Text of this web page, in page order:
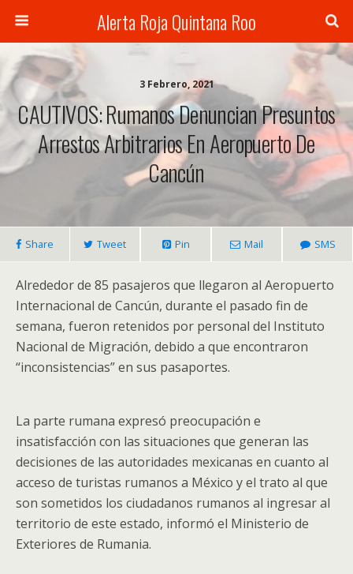
Alerta Roja Quintana Roo
3 Febrero, 2021
CAUTIVOS: Rumanos Denuncian Presuntos
Arrestos Arbitrarios En Aeropuerto De
Cancún
Share Tweet Pin Mail SMS
Alrededor de 85 pasajeros que llegaron al Aeropuerto
Internacional de Cancún, durante el pasado fin de
semana, fueron retenidos por personal del Instituto
Nacional de Migración, debido a que encontraron
“inconsistencias” en sus pasaportes.
La parte rumana expresó preocupación e
insatisfacción con las situaciones que generan las
decisiones de las autoridades mexicanas en cuanto al
acceso de turistas rumanos a México y el trato al que
son sometidos los ciudadanos rumanos al ingresar al
territorio de este estado, informó el Ministerio de
Exteriores de Rumania.